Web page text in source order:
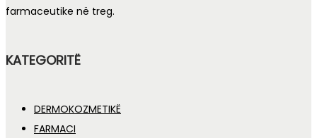
farmaceutike në treg.
KATEGORITË
DERMOKOZMETIKË
FARMACI